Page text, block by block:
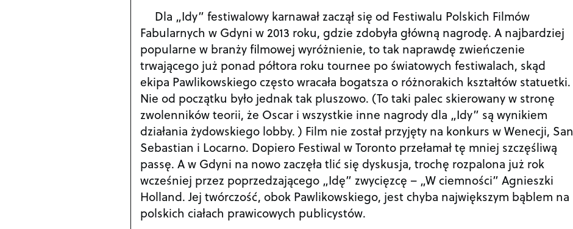
Dla „Idy” festiwalowy karnawał zaczął się od Festiwalu Polskich Filmów
Fabularnych w Gdyni w 2013 roku, gdzie zdobyła główną nagrodę. A najbardziej
popularne w branży filmowej wyróżnienie, to tak naprawdę zwieńczenie
trwającego już ponad półtora roku tournee po światowych festiwalach, skąd
ekipa Pawlikowskiego często wracała bogatsza o różnorakich kształtów statuetki.
Nie od początku było jednak tak pluszowo. (To taki palec skierowany w stronę
zwolenników teorii, że Oscar i wszystkie inne nagrody dla „Idy” są wynikiem
działania żydowskiego lobby. ) Film nie został przyjęty na konkurs w Wenecji, San
Sebastian i Locarno. Dopiero Festiwal w Toronto przełamał tę mniej szczęśliwą
passę. A w Gdyni na nowo zaczęła tlić się dyskusja, trochę rozpalona już rok
wcześniej przez poprzedzającego „Idę” zwycięzcę – „W ciemności” Agnieszki
Holland. Jej twórczość, obok Pawlikowskiego, jest chyba największym bąblem na
polskich ciałach prawicowych publicystów.